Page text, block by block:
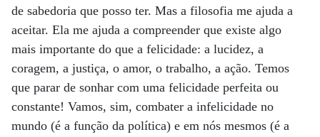
de sabedoria que posso ter. Mas a filosofia me ajuda a
aceitar. Ela me ajuda a compreender que existe algo
mais importante do que a felicidade: a lucidez, a
coragem, a justiça, o amor, o trabalho, a ação. Temos
que parar de sonhar com uma felicidade perfeita ou
constante! Vamos, sim, combater a infelicidade no
mundo (é a função da política) e em nós mesmos (é a